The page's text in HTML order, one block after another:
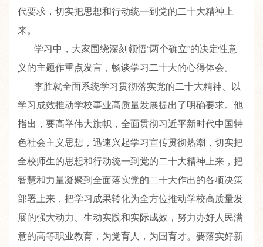
代要求，切实把思想和行动统一到党的二十大精神上
来。
学习中，大家围绕深刻领悟“两个确立”的决定性意
义的主题作重点发言，畅谈学习二十大的心得体会。
李胜就全面系统学习贯彻落实党的二十大精神、以
学习成效推动学校事业高质量发展提出了明确要求。他
指出，要高举伟大旗帜，全面贯彻习近平新时代中国特
色社会主义思想，迅速兴起学习宣传贯彻热潮，切实把
全校师生的思想和行动统一到党的二十大精神上来，把
智慧和力量凝聚到全面落实党的二十大作出的各项决策
部署上来，把学习成果转化为全方位推动学校高质量发
展的强大动力、生动实践和实际成效，努力办好人民满
意的高等职业教育，为党育人，为国育才。要落实好新